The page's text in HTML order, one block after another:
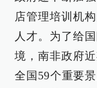
店管理培训机
人才。为了给
境，南非政府
全国59个重要